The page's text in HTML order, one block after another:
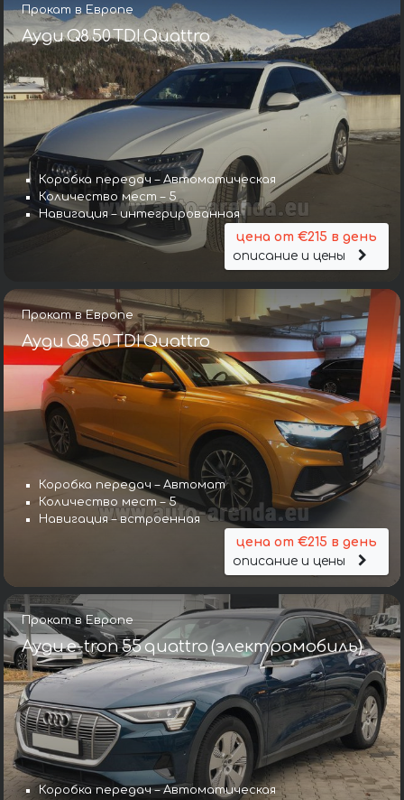
Прокат в Европе
Ауди Q8 50 TDI Quattro
Коробка передач – Автоматическая
Количество мест – 5
Навигация – интегрированная
цена от €215 в день
описание и цены
Прокат в Европе
Ауди Q8 50 TDI Quattro
Коробка передач – Автомат
Количество мест – 5
Навигация – встроенная
цена от €215 в день
описание и цены
Прокат в Европе
Ауди e-tron 55 quattro (электромобиль)
Коробка передач – Автоматическая